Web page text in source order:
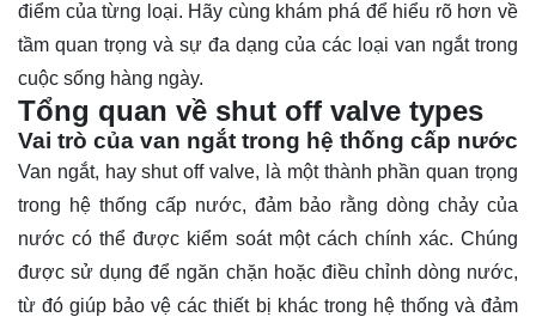
điểm của từng loại. Hãy cùng khám phá để hiểu rõ hơn về
tầm quan trọng và sự đa dạng của các loại van ngắt trong
cuộc sống hàng ngày.
Tổng quan về shut off valve types
Vai trò của van ngắt trong hệ thống cấp nước
Van ngắt, hay shut off valve, là một thành phần quan trọng
trong hệ thống cấp nước, đảm bảo rằng dòng chảy của
nước có thể được kiểm soát một cách chính xác. Chúng
được sử dụng để ngăn chặn hoặc điều chỉnh dòng nước,
từ đó giúp bảo vệ các thiết bị khác trong hệ thống và đảm